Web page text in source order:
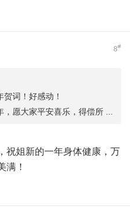
8#
词！好感动！
愿大家平安喜乐，得偿所 ...
祝姐新的一年身体健康，万
满！